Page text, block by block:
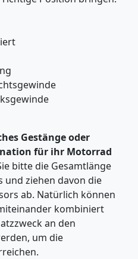
Gestänge oder
für ihr Motorrad
bitte die Gesamtlänge
und ziehen davon die
ab. Natürlich können
kombiniert
an den
um die